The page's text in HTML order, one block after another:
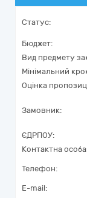
Статус:
Бюджет:
Вид предмету
Мінімальний
Оцінка
Замовник:
ЄДРПОУ:
Контактна
Телефон:
E-mail: